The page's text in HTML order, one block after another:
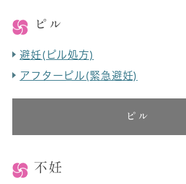
ピル
避妊(ピル処方)
アフターピル(緊急避妊)
ピル
不妊